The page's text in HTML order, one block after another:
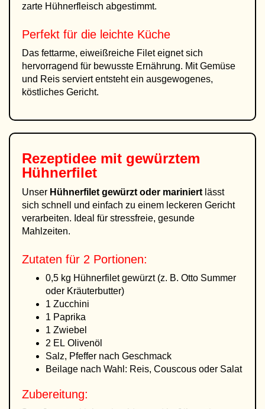
zarte Hühnerfleisch abgestimmt.
Perfekt für die leichte Küche
Das fettarme, eiweißreiche Filet eignet sich
hervorragend für bewusste Ernährung. Mit Gemüse
und Reis serviert entsteht ein ausgewogenes,
köstliches Gericht.
Rezeptidee mit gewürztem
Hühnerfilet
Unser Hühnerfilet gewürzt oder mariniert lässt
sich schnell und einfach zu einem leckeren Gericht
verarbeiten. Ideal für stressfreie, gesunde
Mahlzeiten.
Zutaten für 2 Portionen:
0,5 kg Hühnerfilet gewürzt (z. B. Otto Summer
oder Kräuterbutter)
1 Zucchini
1 Paprika
1 Zwiebel
2 EL Olivenöl
Salz, Pfeffer nach Geschmack
Beilage nach Wahl: Reis, Couscous oder Salat
Zubereitung: